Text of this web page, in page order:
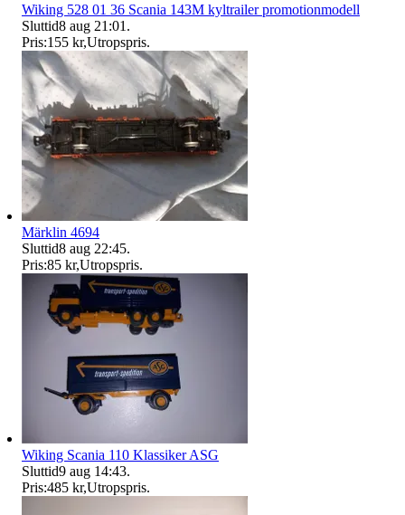
Wiking 528 01 36 Scania 143M kyltrailer promotionmodell
Sluttid8 aug 21:01 .
Pris:155 kr,Utropspris.
Märklin 4694
Sluttid8 aug 22:45.
Pris:85 kr,Utropspris.
Wiking Scania 110 Klassiker ASG
Sluttid9 aug 14:43.
Pris:485 kr,Utropspris.